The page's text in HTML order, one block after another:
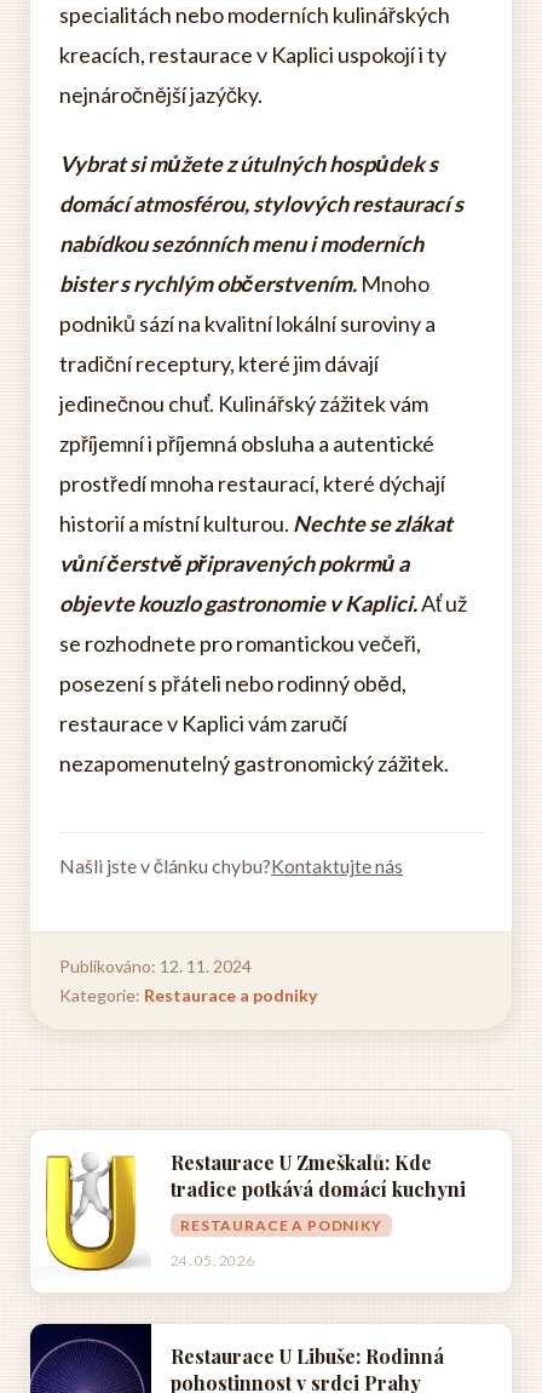
specialitách nebo moderních kulinářských
kreacích, restaurace v Kaplici uspokojí i ty
nejnáročnější jazýčky.
Vybrat si můžete z útulných hospůdek s
domácí atmosférou, stylových restaurací s
nabídkou sezónních menu i moderních
bister s rychlým občerstvením. Mnoho
podniků sází na kvalitní lokální suroviny a
tradiční receptury, které jim dávají
jedinečnou chuť. Kulinářský zážitek vám
zpříjemní i příjemná obsluha a autentické
prostředí mnoha restaurací, které dýchají
historií a místní kulturou. Nechte se zlákat
vůní čerstvě připravených pokrmů a
objevte kouzlo gastronomie v Kaplici.Ať už
se rozhodnete pro romantickou večeři,
posezení s přáteli nebo rodinný oběd,
restaurace v Kaplici vám zaručí
nezapomenutelný gastronomický zážitek.
Našli jste v článku chybu?Kontaktujte nás
Publikováno: 12. 11. 2024
Kategorie: Restaurace a podniky
Restaurace U Zmeškalů: Kde
tradice potkává domácí kuchyni
RESTAURACE A PODNIKY
24. 05. 2026
Restaurace U Libuše: Rodinná
pohostinnost v srdci Prahy